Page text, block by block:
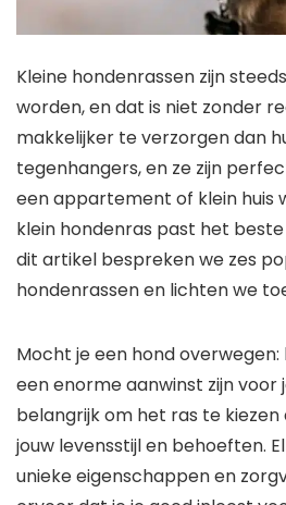
Kleine hondenrassen zijn
worden, en dat is niet zonder
makkelijker te verzorgen dan
tegenhangers, en ze zijn
een appartement of klein huis
klein hondenras past het beste
dit artikel bespreken we zes
hondenrassen en lichten we
Mocht je een hond
een enorme aanwinst zijn voor
belangrijk om het ras te
jouw levensstijl en behoeften.
unieke eigenschappen en